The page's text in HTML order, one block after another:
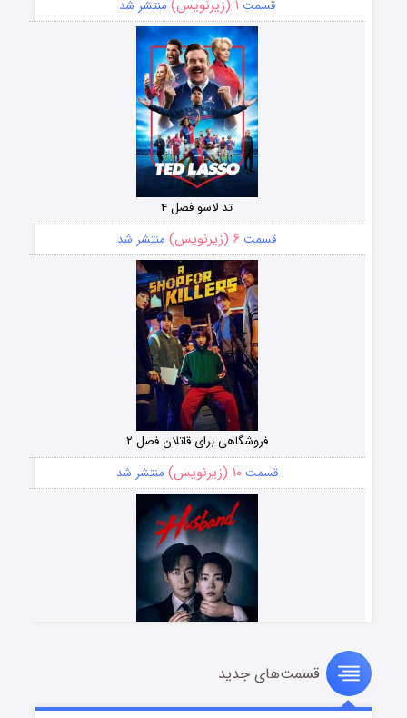
قسمت ۱ (زیرنویس) منتشر شد
تد لاسو فصل ۴
قسمت ۶ (زیرنویس) منتشر شد
فروشگاهی برای قاتلان فصل ۲
قسمت۱۰ (زیرنویس) منتشر شد
قسمت۸ (زیرنویس) منتشر شد
قسمت‌های جدید